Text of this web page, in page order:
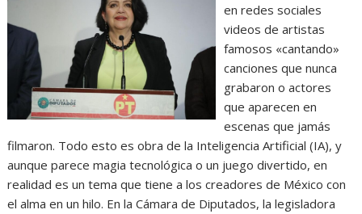
en redes sociales
videos de artistas
famosos «cantando»
canciones que nunca
grabaron o actores
que aparecen en
escenas que jamás
filmaron. Todo esto es obra de la Inteligencia Artificial (IA), y
aunque parece magia tecnológica o un juego divertido, en
realidad es un tema que tiene a los creadores de México con
el alma en un hilo. En la Cámara de Diputados, la legisladora